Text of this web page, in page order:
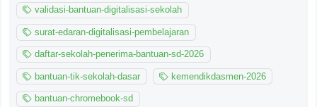
validasi-bantuan-digitalisasi-sekolah
surat-edaran-digitalisasi-pembelajaran
daftar-sekolah-penerima-bantuan-sd-2026
bantuan-tik-sekolah-dasar kemendikdasmen-2026
bantuan-chromebook-sd